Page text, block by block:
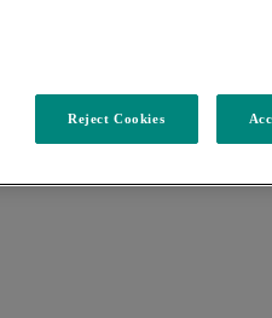
Reject Cookies